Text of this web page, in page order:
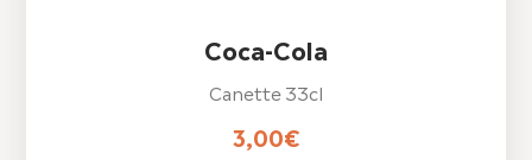
Coca-Cola
Canette 33cl
3,00€